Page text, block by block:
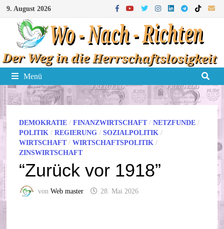
Zum
Inhalt
springen
9. August 2026
Menü
DEMOKRATIE /FINANZWIRTSCHAFT/NETZFUNDE /
POLITIK /REGIERUNG /SOZIALPOLITIK /
WIRTSCHAFT/WIRTSCHAFTSPOLITIK /
ZINSWIRTSCHAFT
“Zurück vor 1918”
vonWeb master 28. Mai 2026